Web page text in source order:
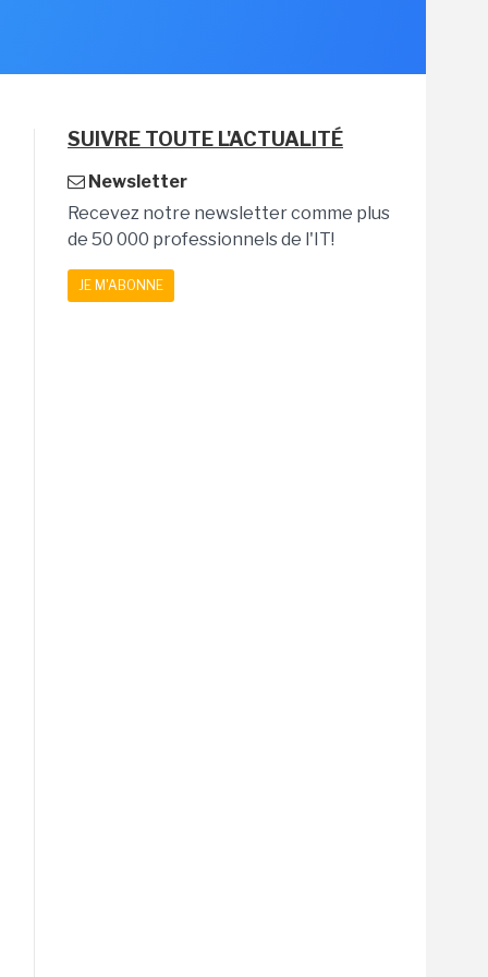
SUIVRE TOUTE L'ACTUALITÉ
Newsletter
Recevez notre newsletter comme plus
de 50 000 professionnels de l'IT!
JE M'ABONNE